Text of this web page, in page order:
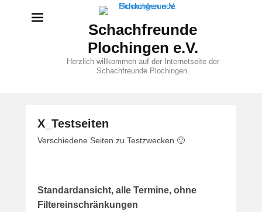
Schachfreunde
Plochingen e.V.
Herzlich willkommen auf der Internetseite der
Schachfreunde Plochingen.
X_Testseiten
V
f
f
Verschiedene Seiten zu Testzwecken 🙂
Standardansicht, alle Termine, ohne
Filtereinschränkungen